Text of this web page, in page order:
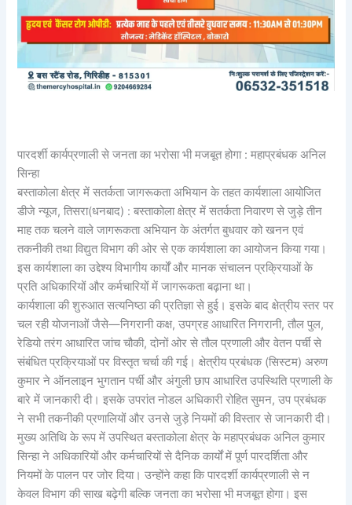
पारदर्शी कार्यप्रणाली से जनता का भरोसा भी मजबूत होगा : महाप्रबंधक अनिल
सिन्हा
बस्ताकोला क्षेत्र में सतर्कता जागरूकता अभियान के तहत कार्यशाला आयोजित
डीजे न्यूज, तिसरा(धनबाद) : बस्ताकोला क्षेत्र में सतर्कता निवारण से जुड़े तीन
माह तक चलने वाले जागरूकता अभियान के अंतर्गत बुधवार को खनन एवं
तकनीकी तथा विद्युत विभाग की ओर से एक कार्यशाला का आयोजन किया गया।
इस कार्यशाला का उद्देश्य विभागीय कार्यों और मानक संचालन प्रक्रियाओं के
प्रति अधिकारियों और कर्मचारियों में जागरूकता बढ़ाना था।
कार्यशाला की शुरुआत सत्यनिष्ठा की प्रतिज्ञा से हुई। इसके बाद क्षेत्रीय स्तर पर
चल रही योजनाओं जैसे—निगरानी कक्ष, उपग्रह आधारित निगरानी, तौल पुल,
रेडियो तरंग आधारित जांच चौकी, दोनों ओर से तौल प्रणाली और वेतन पर्ची से
संबंधित प्रक्रियाओं पर विस्तृत चर्चा की गई। क्षेत्रीय प्रबंधक (सिस्टम) अरुण
कुमार ने ऑनलाइन भुगतान पर्ची और अंगुली छाप आधारित उपस्थिति प्रणाली के
बारे में जानकारी दी। इसके उपरांत नोडल अधिकारी रोहित सुमन, उप प्रबंधक
ने सभी तकनीकी प्रणालियों और उनसे जुड़े नियमों की विस्तार से जानकारी दी।
मुख्य अतिथि के रूप में उपस्थित बस्ताकोला क्षेत्र के महाप्रबंधक अनिल कुमार
सिन्हा ने अधिकारियों और कर्मचारियों से दैनिक कार्यों में पूर्ण पारदर्शिता और
नियमों के पालन पर जोर दिया। उन्होंने कहा कि पारदर्शी कार्यप्रणाली से न
केवल विभाग की साख बढ़ेगी बल्कि जनता का भरोसा भी मजबूत होगा। इस